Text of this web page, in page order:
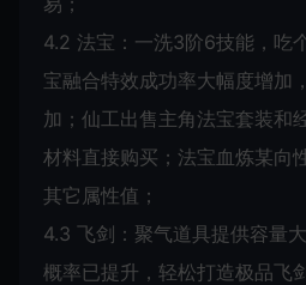
4.2 法宝：一洗3阶6技能，吃
宝融合特效成功率大幅度增加
加；仙工出售主角法宝套装和
材料直接购买；法宝血炼某向
其它属性值；
4.3 飞剑：聚气道具提供容量
概率已提升，轻松打造极品飞